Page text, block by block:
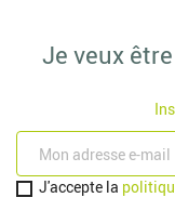
Je veux
J'accepte la